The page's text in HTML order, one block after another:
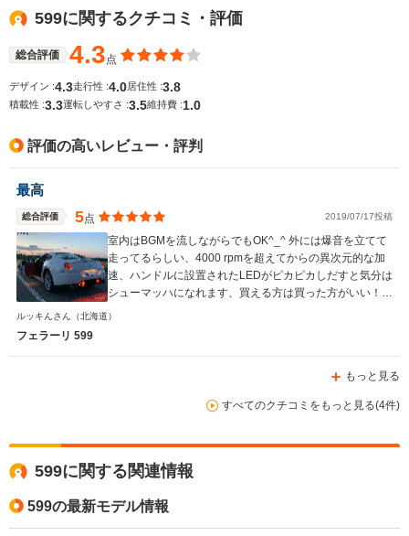
WLTCモード
燃費
599に関するクチコミ・評価
総合評価 4.3点
デザイン :4.3走行性 :4.0 居住性 :3.8
積載性 :3.3運転しやすさ :3.5維持費 :1.0
評価の高いレビュー・評判
最高
総合評価 5点 2019/07/17投稿
室内はBGMを流しながらでもOK^_^ 外には爆音を立てて
走ってるらしい、4000 rpmを超えてからの異次元的な加
速、ハンドルに設置されたLEDがピカピカしだすと気分は
シューマッハになれます、買える方は買った方がいい！！
絶対に後悔しないと思います。
ルッキんさん （北海道）
フェラーリ 599
もっと見る
すべてのクチコミをもっと見る(4件)
599に関する関連情報
599の最新モデル情報